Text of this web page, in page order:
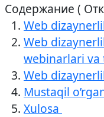
Содержание (
Web
Web
webinarlari
Web
Mustaqil
Xulosa